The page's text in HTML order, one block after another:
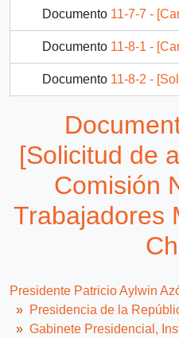
Documento 11-7-7 - [Carta sobre audiencia al
Documento 11-8-1 - [Carta del
Documento 11-8-2 - [Solicitud de
305 más...
[Solicitud de
Comisión
Trabajadores
Presidente Patricio Aylwin
Presidencia de la
Gabinete Presidencial,